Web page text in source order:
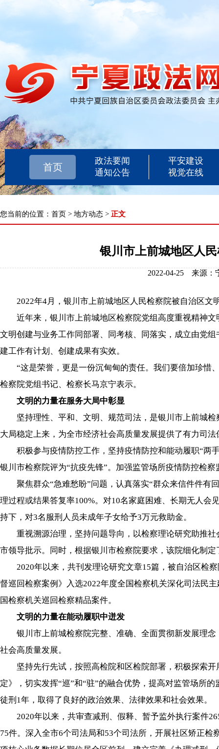
首页
政法要闻
通知公告
平安建设
视觉在线
您当前的位置： 首页 > 地方动态 > 正文
银川市上前城地区人
2022-04-25 来源
2022年4月，银川市上前城地区人民检察院被自治区文
近年来，银川市上前城地区检察院党组高度重视精神文
文明创建与业务工作同部署、同考核、同落实，成立由党
建工作有计划、创建成果有实效。
“这是荣誉，更是一份沉甸甸的责任。我们要倍加珍惜
检察院党组书记、检察长马京宁表示。
文明的力量在服务大局中彰显
坚持理性、平和、文明、规范司法，是银川市上前城检
大局稳定上来，为全市经济社会高质量发展提供了有力司法
积极参与疫情防控工作，坚持疫情防控和能动履职“两手
银川市检察院评为“抗疫先锋”。加强监管场所疫情防控检
聚焦群众“急难愁盼”问题，认真落实“群众来信件件有
理过程或结果答复率100%。对10名家庭困难、长期无人
持下，对3名服刑人员未成年子女给予3万元救助金。
重视溯源治理，坚持问题导向，以检察理论研究助推社
市领导批示。同时，根据银川市检察院要求，该院细化制
2020年以来，共刊发理论研究文章15篇，被自治区检察
督巡回检察案例》入选2022年度全国检察机关深化司法民
国检察机关巡回检察精品案件。
文明的力量在能动履职中迸发
银川市上前城检察院完整、准确、全面贯彻新发展理念
社会高质量发展。
坚持先行先试，按照高检院和区检院部署，积极探索开
定》，切实发挥“巡”和“驻”的融合优势，提高对监管场所
徒刑1年，取得了良好的政治效果、法律效果和社会效果。
2020年以来，共审查减刑、假释、暂予监外执行案件
75件。深入全市6个司法局和53个司法所，开展社区矫正